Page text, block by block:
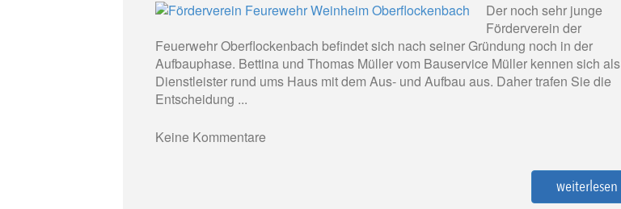
Der noch sehr junge
Förderverein der
Feuerwehr Oberflockenbach befindet sich nach seiner Gründung noch in der
Aufbauphase. Bettina und Thomas Müller vom Bauservice Müller kennen sich als
Dienstleister rund ums Haus mit dem Aus- und Aufbau aus. Daher trafen Sie die
Entscheidung ...
Keine Kommentare
weiterlesen